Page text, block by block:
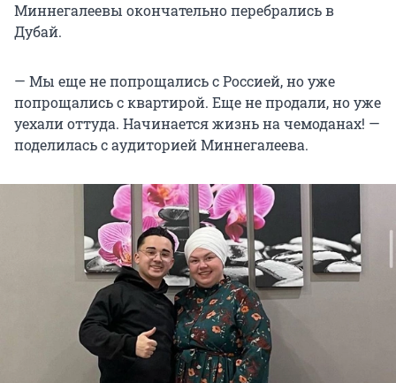
Миннегалеевы окончательно перебрались в
Дубай.
— Мы еще не попрощались с Россией, но уже
попрощались с квартирой. Еще не продали, но уже
уехали оттуда. Начинается жизнь на чемоданах! —
поделилась с аудиторией Миннегалеева.